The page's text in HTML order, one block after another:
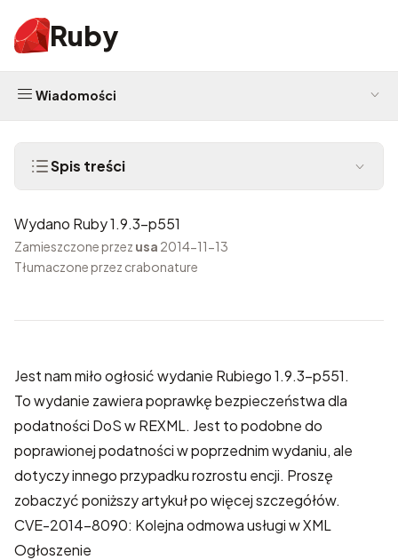
Ruby
Wiadomości
Spis treści
Wydano Ruby 1.9.3-p551
Zamieszczone przez usa 2014-11-13
Tłumaczone przez crabonature
Jest nam miło ogłosić wydanie Rubiego 1.9.3-p551.
To wydanie zawiera poprawkę bezpieczeństwa dla
podatności DoS w REXML. Jest to podobne do
poprawionej podatnościwpoprzednim wydaniu, ale
dotyczy innego przypadku rozrostu encji. Proszę
zobaczyć poniższy artykuł po więcej szczegółów.
CVE-2014-8090: Kolejna odmowa usługi w XML
Ogłoszenie